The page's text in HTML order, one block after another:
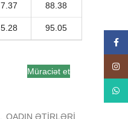
7.37 88.38
5.28 95.05
Müraciət et
QADIN ƏTİRLƏRİ